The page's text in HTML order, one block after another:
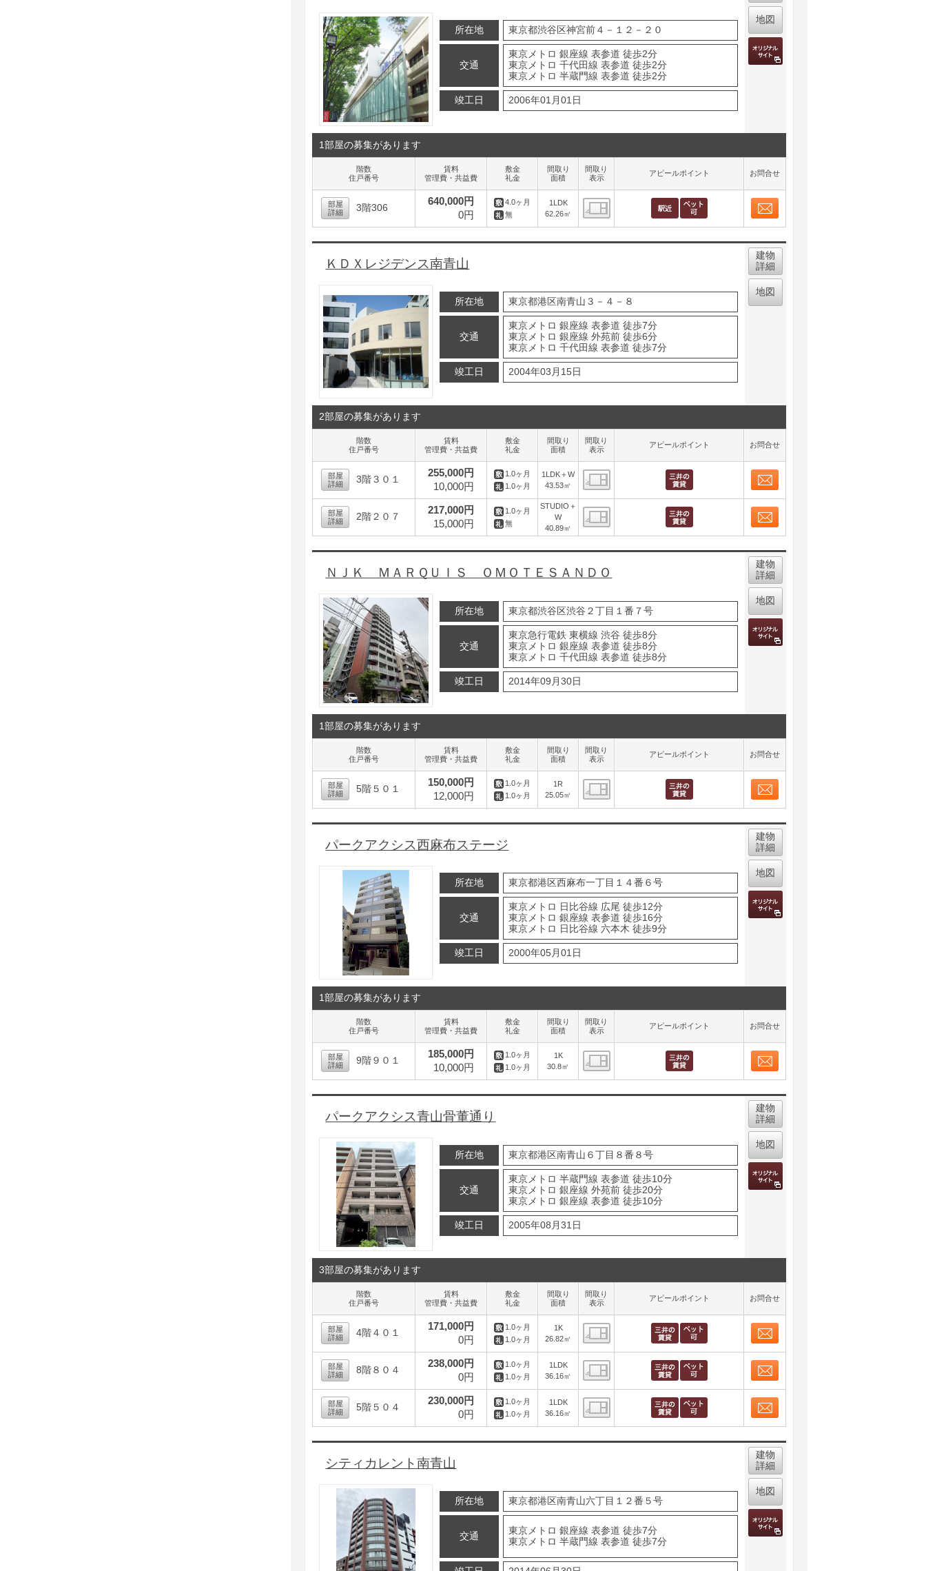
所在地 東京都渋谷区神宮前４－１２－２０
交通
東京メトロ 銀座線 表参道 徒歩2分
東京メトロ 千代田線 表参道 徒歩2分
東京メトロ 半蔵門線 表参道 徒歩2分
竣工日 2006年01月01日
地図
1部屋の募集があります
階数
住戸番号
賃料
管理費・共益費
敷金
礼金
間取り
面積
間取り
表示
アピールポイント お問合せ
部屋
詳細
3階306
640,000円
0円
4.0ヶ月
無
1LDK
62.26㎡
間取り表示
ＫＤＸレジデンス南青山
所在地 東京都港区南青山３－４－８
交通
東京メトロ 銀座線 表参道 徒歩7分
東京メトロ 銀座線 外苑前 徒歩6分
東京メトロ 千代田線 表参道 徒歩7分
竣工日 2004年03月15日
建物
詳細
地図
2部屋の募集があります
階数
住戸番号
賃料
管理費・共益費
敷金
礼金
間取り
面積
間取り
表示
アピールポイント お問合せ
部屋
詳細
3階３０１
255,000円
10,000円
1.0ヶ月
1.0ヶ月
1LDK＋W
43.53㎡
間取り表示
部屋
詳細
2階２０７
217,000円
15,000円
1.0ヶ月
無
STUDIO＋
W
40.89㎡
間取り表示
ＮＪＫ ＭＡＲＱＵＩＳ ＯＭＯＴＥＳＡＮＤＯ
所在地 東京都渋谷区渋谷２丁目１番７号
交通
東京急行電鉄 東横線 渋谷 徒歩8分
東京メトロ 銀座線 表参道 徒歩8分
東京メトロ 千代田線 表参道 徒歩8分
竣工日 2014年09月30日
建物
詳細
地図
1部屋の募集があります
階数
住戸番号
賃料
管理費・共益費
敷金
礼金
間取り
面積
間取り
表示
アピールポイント お問合せ
部屋
詳細
5階５０１
150,000円
12,000円
1.0ヶ月
1.0ヶ月
1R
25.05㎡
間取り表示
パークアクシス西麻布ステージ
所在地 東京都港区西麻布一丁目１４番６号
交通
東京メトロ 日比谷線 広尾 徒歩12分
東京メトロ 銀座線 表参道 徒歩16分
東京メトロ 日比谷線 六本木 徒歩9分
竣工日 2000年05月01日
建物
詳細
地図
1部屋の募集があります
階数
住戸番号
賃料
管理費・共益費
敷金
礼金
間取り
面積
間取り
表示
アピールポイント お問合せ
部屋
詳細
9階９０１
185,000円
10,000円
1.0ヶ月
1.0ヶ月
1K
30.8㎡
間取り表示
パークアクシス青山骨董通り
所在地 東京都港区南青山６丁目８番８号
交通
東京メトロ 半蔵門線 表参道 徒歩10分
東京メトロ 銀座線 外苑前 徒歩20分
東京メトロ 銀座線 表参道 徒歩10分
竣工日 2005年08月31日
建物
詳細
地図
3部屋の募集があります
階数
住戸番号
賃料
管理費・共益費
敷金
礼金
間取り
面積
間取り
表示
アピールポイント お問合せ
部屋
詳細
4階４０１
171,000円
0円
1.0ヶ月
1.0ヶ月
1K
26.82㎡
間取り表示
部屋
詳細
8階８０４
238,000円
0円
1.0ヶ月
1.0ヶ月
1LDK
36.16㎡
間取り表示
部屋
詳細
5階５０４
230,000円
0円
1.0ヶ月
1.0ヶ月
1LDK
36.16㎡
間取り表示
シティカレント南青山
所在地 東京都港区南青山六丁目１２番５号
交通
東京メトロ 銀座線 表参道 徒歩7分
東京メトロ 半蔵門線 表参道 徒歩7分
建物
詳細
地図